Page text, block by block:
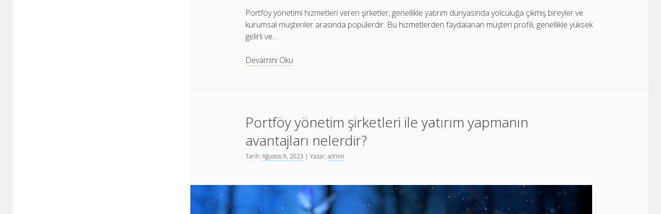
Portföy yönetimi hizmetleri veren şirketler, genellikle yatırım dünyasında yolculuğa çıkmış bireyler ve
kurumsal müşteriler arasında popülerdir. Bu hizmetlerden faydalanan müşteri profili, genellikle yüksek
gelirli ve…
Devamını Oku
müşteri
profili
nasıldır?
Portföy yönetim şirketleri ile yatırım yapmanın
avantajları nelerdir?
Tarih:Ağustos 9, 2023 | Yazar:admin